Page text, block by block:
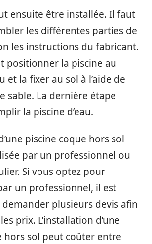
ensuite être installée. Il faut
les différentes parties de
les instructions du fabricant.
positionner la piscine au
et la fixer au sol à l’aide de
sable. La dernière étape
la piscine d’eau.
piscine coque hors sol
par un professionnel ou
Si vous optez pour
un professionnel, il est
plusieurs devis afin
prix. L’installation d’une
hors sol peut coûter entre